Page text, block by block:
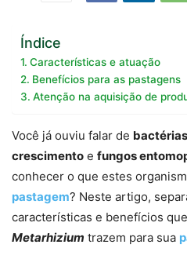
Índice
Características e atuação
Benefícios para as pastagens
Atenção na aquisição de
Você já ouviu falar de
crescimento e fungos
conhecer o que estes
pastagem? Neste artigo,
características e benefícios
Metarhizium trazem para sua